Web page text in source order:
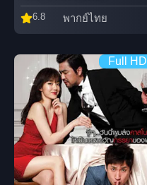
6.8 พากย์ไทย
Full HD